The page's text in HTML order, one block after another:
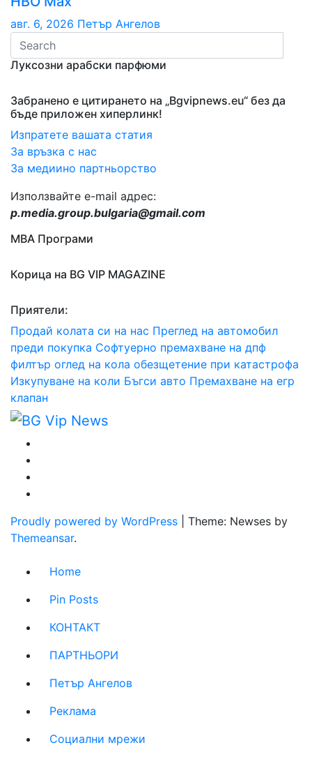
авг. 6, 2026 Петър Ангелов
Луксозни арабски парфюми
Забранено е цитирането на „Bgvipnews.eu“ без да
бъде приложен хиперлинк!
Изпратете вашата статия
За връзка с нас
За медиино партньорство
Използвайте e-mail адрес:
p.media.group.bulgaria@gmail.com
МВА Програми
Корица на BG VIP MAGAZINE
Приятели:
Продай колата си на нас Преглед на автомобил
преди покупка Софтуерно премахване на дпф
филтър оглед на кола обезщетение при катастрофа
Изкупуване на коли Бъгси авто Премахване на егр
клапан
Proudly powered by WordPress
Theme: Newses by
Themeansar.
Home
Pin Posts
КОНТАКТ
ПАРТНЬОРИ
Петър Ангелов
Реклама
Социални мрежи